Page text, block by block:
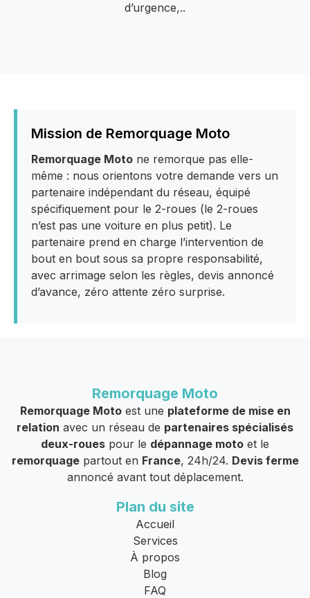
d’urgence,..
Mission de Remorquage Moto
Remorquage Moto ne remorque pas elle-
même : nous orientons votre demande vers un
partenaire indépendant du réseau, équipé
spécifiquement pour le 2-roues (le 2-roues
n’est pas une voiture en plus petit). Le
partenaire prend en charge l’intervention de
bout en bout sous sa propre responsabilité,
avec arrimage selon les règles, devis annoncé
d’avance, zéro attente zéro surprise.
Remorquage Moto
Remorquage Motoest une plateforme de mise en
relation avec un réseau de partenaires spécialisés
deux-roues pour le dépannage moto et le
remorquagepartout en France, 24h/24. Devis ferme
annoncé avant tout déplacement.
Plan du site
Accueil
Services
À propos
Blog
FAQ